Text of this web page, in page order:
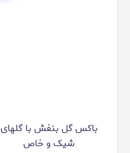
باکس گل بنفش با گلهای
شیک و خاص